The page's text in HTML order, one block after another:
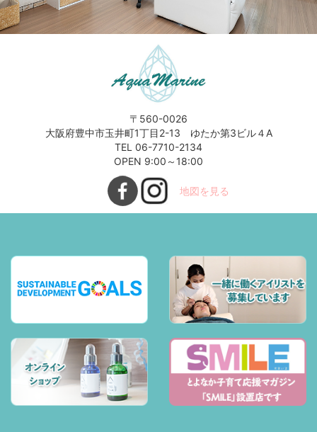
〒560-0026
大阪府豊中市玉井町1丁目2-13 ゆたか第3ビル４A
TEL 06-7710-2134
OPEN 9:00～18:00
地図を見る